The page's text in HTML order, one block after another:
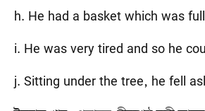
h. He had a basket which was
i. He was very tired and so he
j. Sitting under the tree, he fell